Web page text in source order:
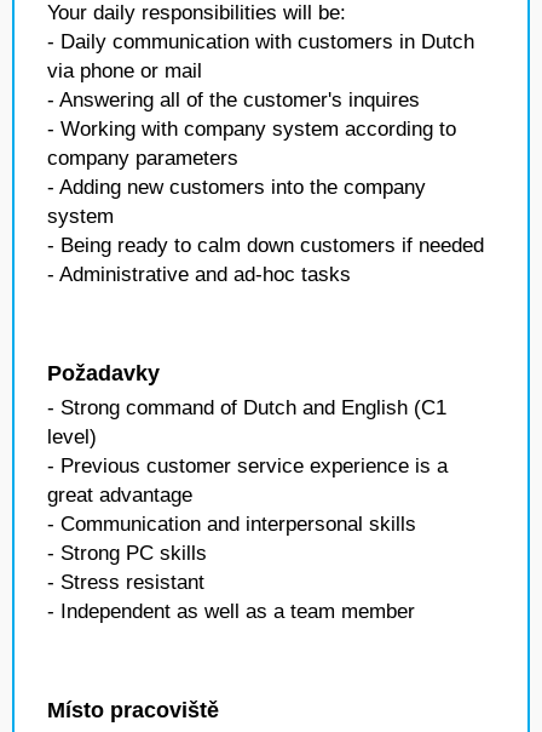
Your daily responsibilities will be:
- Daily communication with customers in Dutch
via phone or mail
- Answering all of the customer's inquires
- Working with company system according to
company parameters
- Adding new customers into the company
system
- Being ready to calm down customers if needed
- Administrative and ad-hoc tasks
Požadavky
- Strong command of Dutch and English (C1
level)
- Previous customer service experience is a
great advantage
- Communication and interpersonal skills
- Strong PC skills
- Stress resistant
- Independent as well as a team member
Místo pracoviště